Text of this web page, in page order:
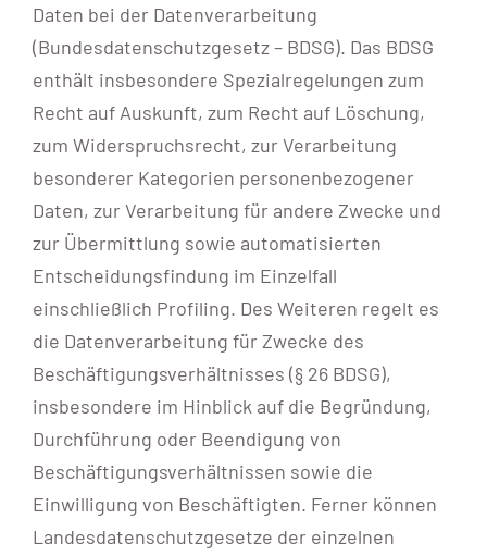
Daten bei der Datenverarbeitung
(Bundesdatenschutzgesetz – BDSG). Das BDSG
enthält insbesondere Spezialregelungen zum
Recht auf Auskunft, zum Recht auf Löschung,
zum Widerspruchsrecht, zur Verarbeitung
besonderer Kategorien personenbezogener
Daten, zur Verarbeitung für andere Zwecke und
zur Übermittlung sowie automatisierten
Entscheidungsfindung im Einzelfall
einschließlich Profiling. Des Weiteren regelt es
die Datenverarbeitung für Zwecke des
Beschäftigungsverhältnisses (§ 26 BDSG),
insbesondere im Hinblick auf die Begründung,
Durchführung oder Beendigung von
Beschäftigungsverhältnissen sowie die
Einwilligung von Beschäftigten. Ferner können
Landesdatenschutzgesetze der einzelnen